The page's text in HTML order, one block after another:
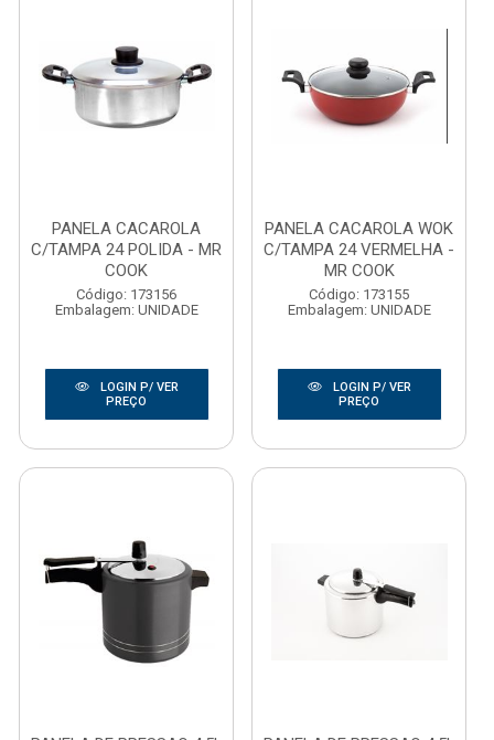
PANELA CACAROLA
C/TAMPA 24 POLIDA - MR
COOK
Código: 173156
Embalagem: UNIDADE
LOGIN P/ VER
PREÇO
PANELA CACAROLA WOK
C/TAMPA 24 VERMELHA -
MR COOK
Código: 173155
Embalagem: UNIDADE
LOGIN P/ VER
PREÇO